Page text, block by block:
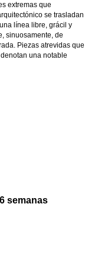
extremas que
se trasladan
línea libre, grácil y
sinuosamente, de
Piezas atrevidas que
una notable
semanas